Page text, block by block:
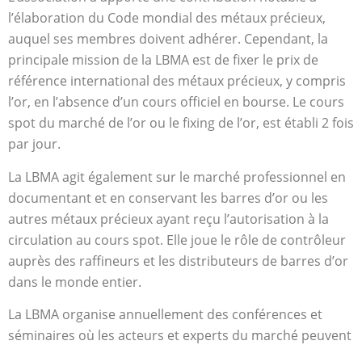
l’élaboration du Code mondial des métaux précieux,
auquel ses membres doivent adhérer. Cependant, la
principale mission de la LBMA est de fixer le prix de
référence international des métaux précieux, y compris
l’or, en l’absence d’un cours officiel en bourse. Le cours
spot du marché de l’or ou le fixing de l’or, est établi 2 fois
par jour.
La LBMA agit également sur le marché professionnel en
documentant et en conservant les barres d’or ou les
autres métaux précieux ayant reçu l’autorisation à la
circulation au cours spot. Elle joue le rôle de contrôleur
auprès des raffineurs et les distributeurs de barres d’or
dans le monde entier.
La LBMA organise annuellement des conférences et
séminaires où les acteurs et experts du marché peuvent